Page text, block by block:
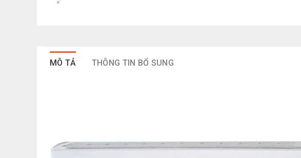
MÔ TẢ THÔNG TIN BỔ SUNG